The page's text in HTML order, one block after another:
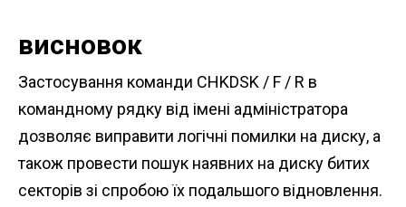
висновок
Застосування команди CHKDSK / F / R в
командному рядку від імені адміністратора
дозволяє виправити логічні помилки на диску, а
також провести пошук наявних на диску битих
секторів зі спробою їх подальшого відновлення.